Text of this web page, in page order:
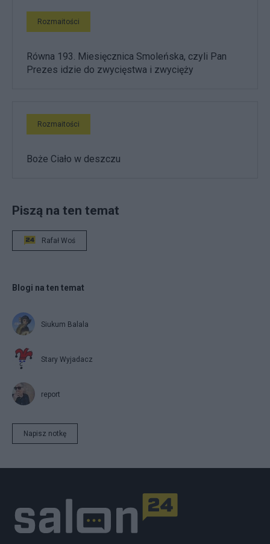
Rozmaitości
Równa 193. Miesięcznica Smoleńska, czyli Pan
Prezes idzie do zwycięstwa i zwycięży
Rozmaitości
Boże Ciało w deszczu
Piszą na ten temat
Rafał Woś
Blogi na ten temat
Siukum Balala
Stary Wyjadacz
report
Napisz notkę